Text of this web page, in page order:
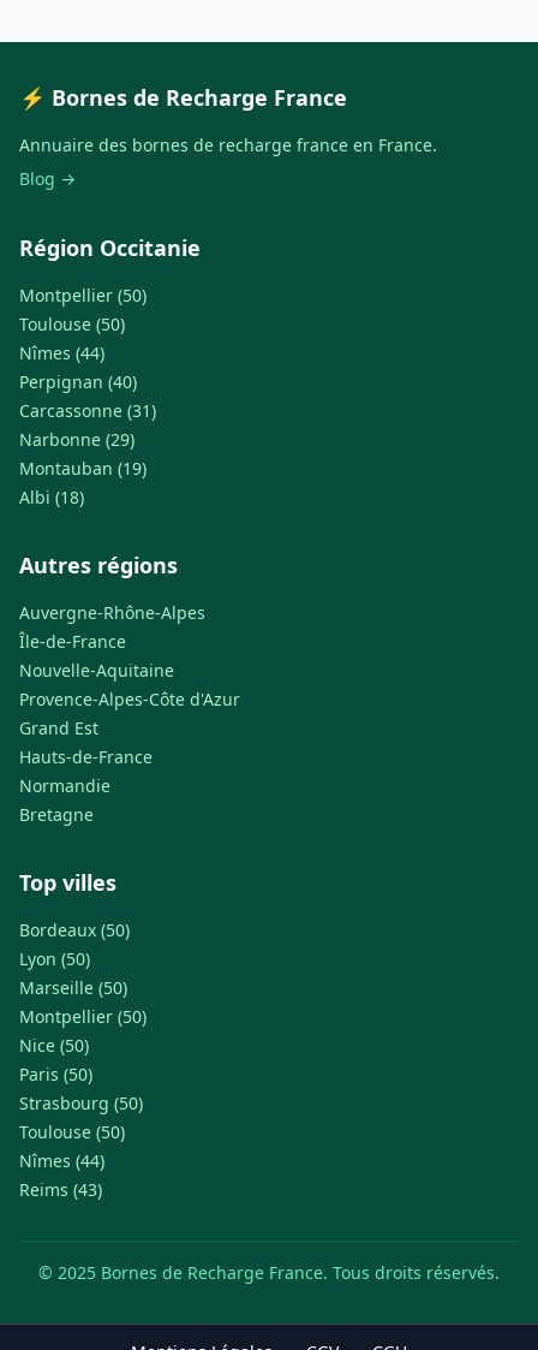
⚡ Bornes de Recharge France
Annuaire des bornes de recharge france en France.
Blog →
Région Occitanie
Montpellier (50)
Toulouse (50)
Nîmes (44)
Perpignan (40)
Carcassonne (31)
Narbonne (29)
Montauban (19)
Albi (18)
Autres régions
Auvergne-Rhône-Alpes
Île-de-France
Nouvelle-Aquitaine
Provence-Alpes-Côte d'Azur
Grand Est
Hauts-de-France
Normandie
Bretagne
Top villes
Bordeaux (50)
Lyon (50)
Marseille (50)
Montpellier (50)
Nice (50)
Paris (50)
Strasbourg (50)
Toulouse (50)
Nîmes (44)
Reims (43)
© 2025 Bornes de Recharge France. Tous droits réservés.